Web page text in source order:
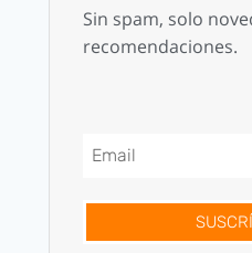
Sin spam, solo
recomendaciones.